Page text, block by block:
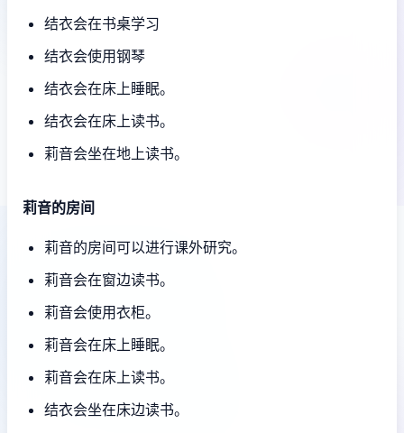
结衣会在书桌学习
结衣会使用钢琴
结衣会在床上睡眠。
结衣会在床上读书。
莉音会坐在地上读书。
莉音的房间
莉音的房间可以进行课外研究。
莉音会在窗边读书。
莉音会使用衣柜。
莉音会在床上睡眠。
莉音会在床上读书。
结衣会坐在床边读书。